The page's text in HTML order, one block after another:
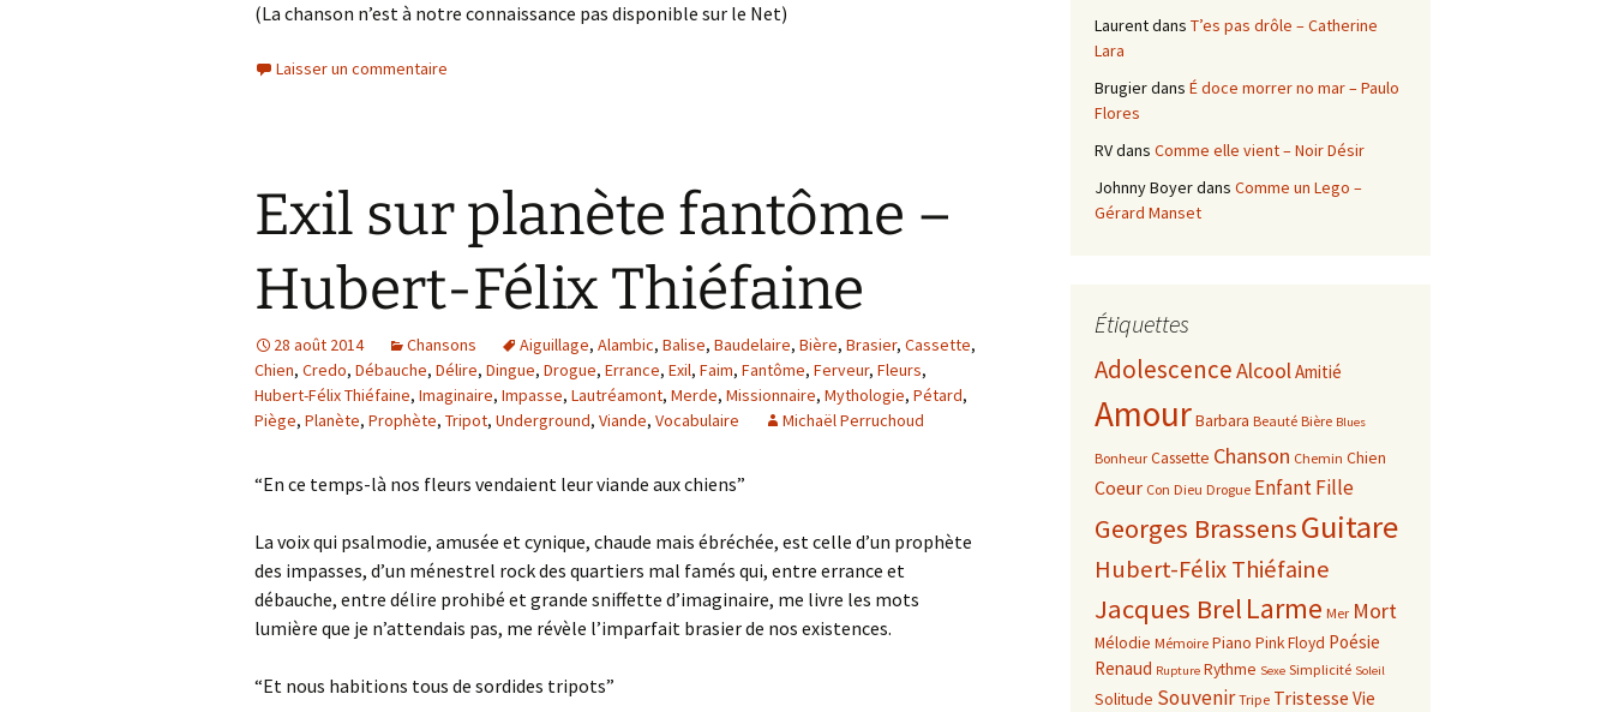
(La chanson n’est à notre connaissance pas disponible sur le Net)
Laisser un commentaire
Exil sur planète fantôme –
Hubert-Félix Thiéfaine
28 août 2014 Chansons Aiguillage, Alambic, Balise, Baudelaire, Bière, Brasier, Cassette,
Chien, Credo, Débauche, Délire, Dingue, Drogue, Errance, Exil, Faim, Fantôme, Ferveur, Fleurs,
Hubert-Félix Thiéfaine, Imaginaire, Impasse, Lautréamont, Merde, Missionnaire, Mythologie, Pétard,
Piège, Planète, Prophète, Tripot, Underground, Viande, Vocabulaire Michaël Perruchoud
“En ce temps-là nos fleurs vendaient leur viande aux chiens”
La voix qui psalmodie, amusée et cynique, chaude mais ébréchée, est celle d’un prophète
des impasses, d’un ménestrel rock des quartiers mal famés qui, entre errance et
débauche, entre délire prohibé et grande sniffette d’imaginaire, me livre les mots
lumière que je n’attendais pas, me révèle l’imparfait brasier de nos existences.
“Et nous habitions tous de sordides tripots”
Laurentdans T’es pas drôle – Catherine
Lara
Brugierdans É doce morrer no mar – Paulo
Flores
RVdans Comme elle vient – Noir Désir
Johnny Boyerdans Comme un Lego –
Gérard Manset
Étiquettes
AdolescenceAlcoolAmitié
AmourBarbara Beauté Bière Blues
Bonheur Cassette Chanson Chemin Chien
Coeur Con Dieu Drogue EnfantFille
Georges BrassensGuitare
Hubert-Félix Thiéfaine
Jacques Brel Larme Mer Mort
Mélodie Mémoire Piano Pink Floyd Poésie
Renaud Rupture Rythme Sexe Simplicité Soleil
Solitude Souvenir Tripe Tristesse Vie